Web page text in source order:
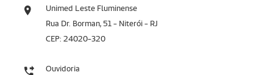
Unimed Leste Fluminense
Rua Dr. Borman, 51 - Niterói - RJ
CEP: 24020-320
Ouvidoria